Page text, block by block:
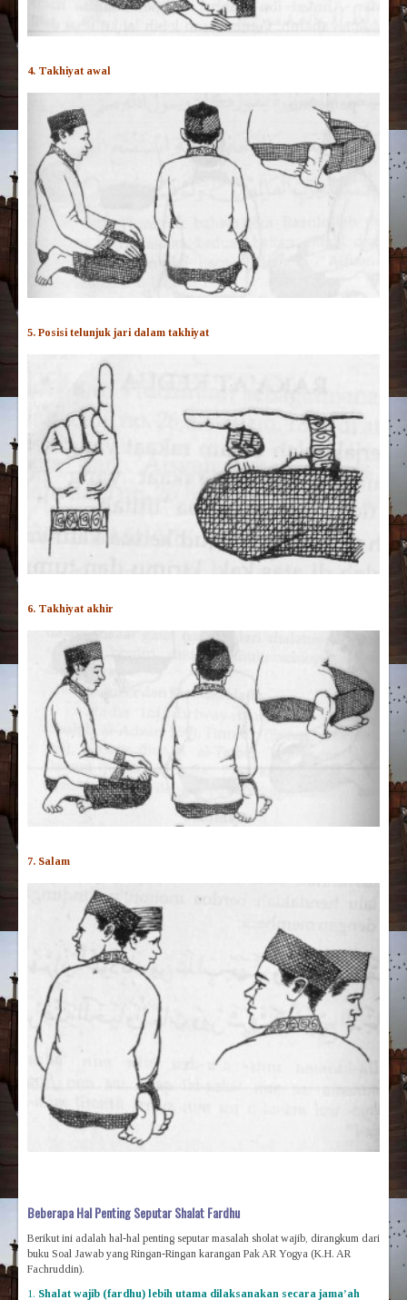
4. Takhiyat awal
5. Posisi telunjuk jari dalam takhiyat
6. Takhiyat akhir
7. Salam
Beberapa Hal Penting Seputar Shalat Fardhu
Berikut ini adalah hal-hal penting seputar masalah sholat wajib, dirangkum dari
buku Soal Jawab yang Ringan-Ringan karangan Pak AR Yogya (K.H. AR
Fachruddin).
1. Shalat wajib (fardhu) lebih utama dilaksanakan secara jama’ah